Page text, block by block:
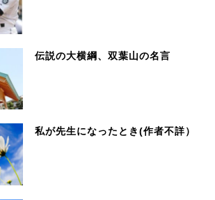
伝説の大横綱、双葉山の名言
私が先生になったとき(作者不詳）